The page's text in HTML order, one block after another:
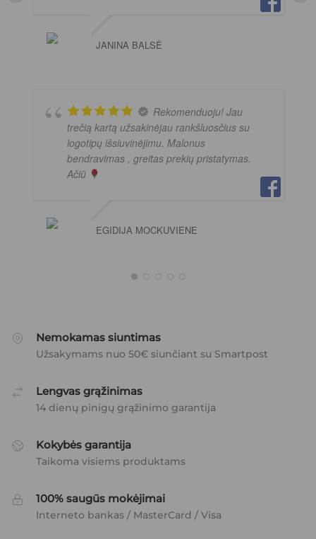
JANINA BALSĖ
Rekomenduoju! Jau
trečią kartą užsakinėjau rankšluosčius su
logotipų išsiuvinėjimu. Malonus
bendravimas , greitas prekių pristatymas.
Ačiū
EGIDIJA MOCKUVIENE
Nemokamas siuntimas
Užsakymams nuo 50€ siunčiant su Smartpost
Lengvas grąžinimas
14 dienų pinigų grąžinimo garantija
Kokybės garantija
Taikoma visiems produktams
100% saugūs mokėjimai
Interneto bankas / MasterCard / Visa